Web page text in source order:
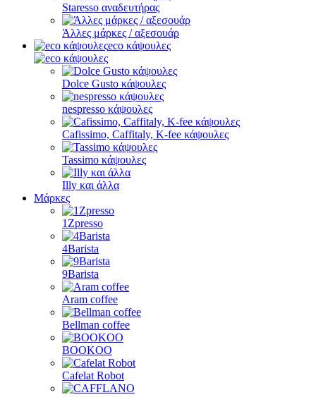
Staresso αναδευτήρας
Άλλες μάρκες / αξεσουάρ
eco κάψουλες
Dolce Gusto κάψουλες
nespresso κάψουλες
Cafissimo, Caffitaly, K-fee κάψουλες
Tassimo κάψουλες
Illy και άλλα
Μάρκες
1Zpresso
4Barista
9Barista
Aram coffee
Bellman coffee
BOOKOO
Cafelat Robot